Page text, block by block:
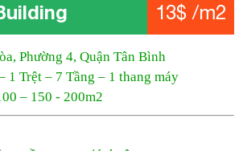
13$ /m2
Phường 4, Quận Tân Bình
1 Trệt – 7 Tầng – 1 thang máy
– 150 - 200m2